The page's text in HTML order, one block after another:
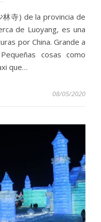
林寺) de la provincia de
de Luoyang, es una
por China. Grande a
cosas como
que…
08/05/2020